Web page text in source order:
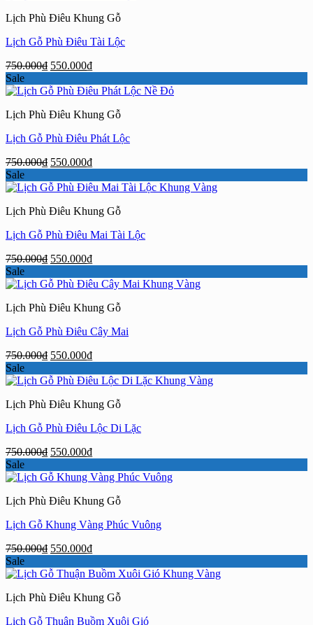
550.000₫.
Lịch Phù Điêu Khung Gỗ
Lịch Gỗ Phù Điêu Tài Lộc
750.000₫ Giá
là:
550.000₫Giá
tại
550.000₫.
Sale
Lịch Phù Điêu Khung Gỗ
Lịch Gỗ Phù Điêu Phát Lộc
750.000₫ Giá
là:
550.000₫Giá
tại
550.000₫.
Sale
Lịch Phù Điêu Khung Gỗ
Lịch Gỗ Phù Điêu Mai Tài Lộc
750.000₫ Giá
là:
550.000₫Giá
tại
550.000₫.
Sale
Lịch Phù Điêu Khung Gỗ
Lịch Gỗ Phù Điêu Cây Mai
750.000₫ Giá
là:
550.000₫Giá
tại
550.000₫.
Sale
Lịch Phù Điêu Khung Gỗ
Lịch Gỗ Phù Điêu Lộc Di Lặc
750.000₫ Giá
là:
550.000₫Giá
tại
550.000₫.
Sale
Lịch Phù Điêu Khung Gỗ
Lịch Gỗ Khung Vàng Phúc Vuông
750.000₫ Giá
là:
550.000₫Giá
tại
550.000₫.
Sale
Lịch Phù Điêu Khung Gỗ
Lịch Gỗ Thuận Buồm Xuôi Gió